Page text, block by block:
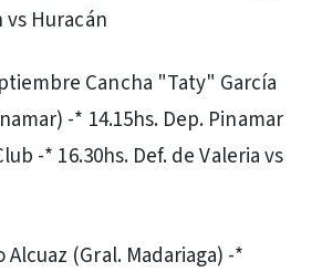
vs Huracán
Cancha "Taty" García
-* 14.15hs. Dep. Pinamar
-* 16.30hs. Def. de Valeria vs
Alcuaz (Gral. Madariaga) -*